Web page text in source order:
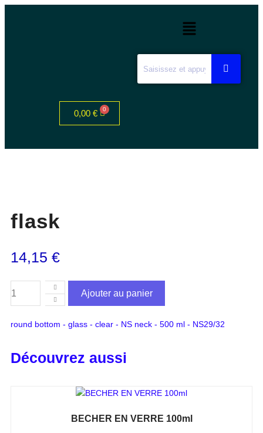
0,00 €
flask
14,15 €
Ajouter au panier
round bottom - glass - clear - NS neck - 500 ml - NS29/32
Découvrez aussi
BECHER EN VERRE 100ml